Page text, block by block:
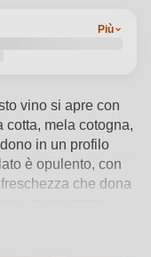
Più
vino si apre con
cotta, mela cotogna,
in un profilo
è opulento, con
che dona
Helios